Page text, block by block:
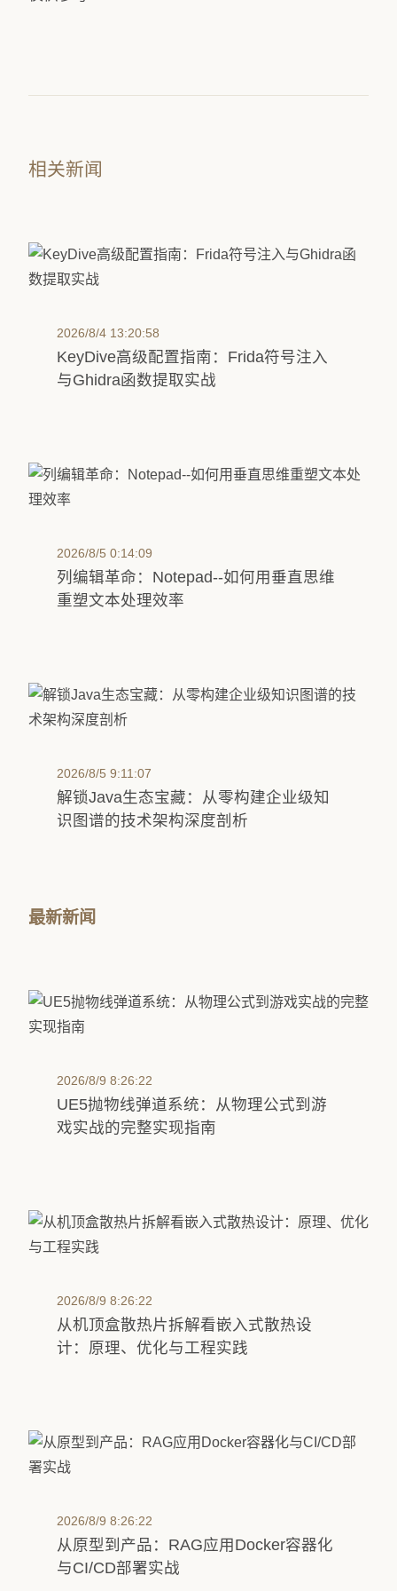
相关新闻
2026/8/4 13:20:58
KeyDive高级配置指南：Frida符号注入
与Ghidra函数提取实战
2026/8/5 0:14:09
列编辑革命：Notepad--如何用垂直思维
重塑文本处理效率
2026/8/5 9:11:07
解锁Java生态宝藏：从零构建企业级知
识图谱的技术架构深度剖析
最新新闻
2026/8/9 8:26:22
UE5抛物线弹道系统：从物理公式到游
戏实战的完整实现指南
2026/8/9 8:26:22
从机顶盒散热片拆解看嵌入式散热设
计：原理、优化与工程实践
2026/8/9 8:26:22
从原型到产品：RAG应用Docker容器化
与CI/CD部署实战